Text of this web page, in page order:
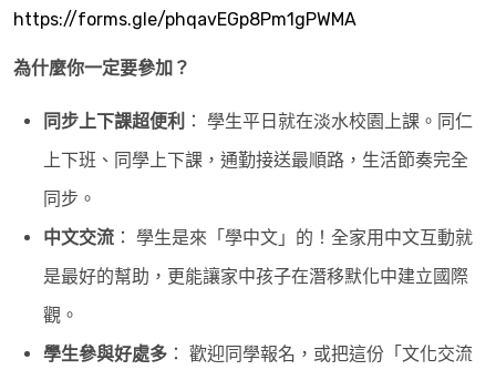
https://forms.gle/phqavEGp8Pm1gPWMA
為什麼你一定要參加？
同步上下課超便利 ： 學生平日就在淡水校園上課。同仁
上下班、同學上下課，通勤接送最順路，生活節奏完全
同步。
中文交流 ： 學生是來「學中文」的！全家用中文互動就
是最好的幫助，更能讓家中孩子在潛移默化中建立國際
觀。
學生參與好處多 ： 歡迎同學報名，或把這份「文化交流